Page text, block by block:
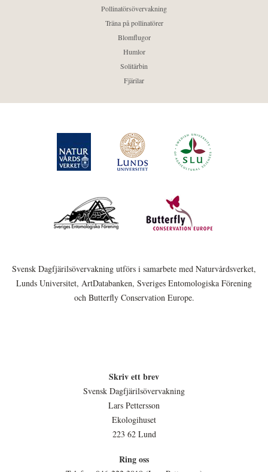
Pollinatörsövervakning
Träna på pollinatörer
Blomflugor
Humlor
Solitärbin
Fjärilar
Svensk Dagfjärilsövervakning utförs i samarbete med Naturvårdsverket,
Lunds Universitet, ArtDatabanken, Sveriges Entomologiska Förening
och Butterfly Conservation Europe.
Skriv ett brev
Svensk Dagfjärilsövervakning
Lars Pettersson
Ekologihuset
223 62 Lund
Ring oss